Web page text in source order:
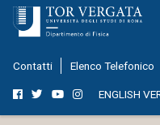
Contatti Elenco Telefonico
ENGLISH